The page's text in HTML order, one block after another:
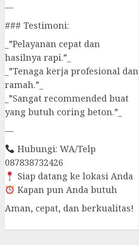
—
### Testimoni:
_”Pelayanan cepat dan
hasilnya rapi.”_
_”Tenaga kerja profesional dan
ramah.”_
_”Sangat recommended buat
yang butuh coring beton.”_
—
Hubungi: WA/Telp
087838732426
Siap datang ke lokasi Anda
Kapan pun Anda butuh
Aman, cepat, dan berkualitas!